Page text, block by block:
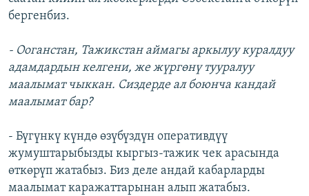
бергенбиз.
- Ооганстан, Тажикстан аймагы аркылуу куралдуу
адамдардын келгени, же жүргөнү тууралуу
маалымат чыккан. Сиздерде ал боюнча кандай
маалымат бар?
- Бүгүнкү күндө өзүбүздүн оперативдүү
жумуштарыбызды кыргыз-тажик чек арасында
өткөрүп жатабыз. Биз деле андай кабарларды
маалымат каражаттарынан алып жатабыз.